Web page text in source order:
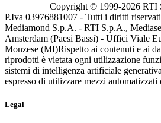
Copyright © 1999-2026 RTI
P.Iva 03976881007 - Tutti i diritti
Mediamond S.p.A. - RTI S.p.A.,
Amsterdam (Paesi Bassi) - Uffici Viale
Monzese (MI)Rispetto ai contenuti e ai
riprodotti è vietata ogni utilizzazione
sistemi di intelligenza artificiale
espresso di utilizzare mezzi automatizzati
Legal